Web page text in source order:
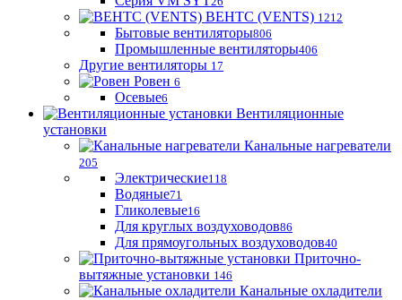
ВЕНТС (VENTS) 1212
Бытовые вентиляторы806
Промышленные вентиляторы406
Другие вентиляторы 17
Ровен 6
Осевые6
Вентиляционные
установки
Канальные нагреватели
205
Электрические118
Водяные71
Гликолевые16
Для круглых воздуховодов86
Для прямоугольных воздуховодов40
Приточно-
вытяжные установки 146
Канальные охладители